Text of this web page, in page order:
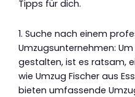
Tipps für dich.
1. Suche nach einem
Umzugsunternehmen:
gestalten, ist es ratsam,
wie Umzug Fischer aus
bieten umfassende